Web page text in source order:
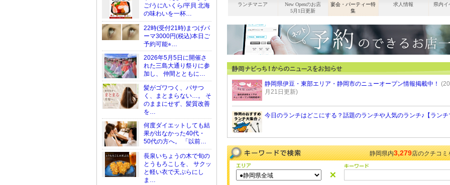
ご/うに/いくら/平貝 北海
の味わいを一杯…
22時(受付21時)まつげパ
ーマ3000円(税込)本日ご
予約可能⭐︎…
2026年5月5日に開催さ
れた三島大通り祭りに参
加し、 仲間とともに…
髪がゴワつく、パサつ
く、まとまらない…。 そ
のままにせず、髪質改善
を…
何度ダイエットしても結
果が出なかった40代・
50代の方へ。 「以前…
長泉いちょうの木で旬の
とうもろこしを、 サクッ
と軽い衣で天ぷらにし
ま…
ランチマニア
New Openのお店
5月1日更新
宴会・パーティー特
集
求人情報 県内イ
静岡県伊豆・東部エリア・静岡市のニューオープン情報掲載中！
月21日更新)
今日のランチはどこにする？話題のランチや人気のランチ♪【ラン
静岡県内3,279店のクチコミ